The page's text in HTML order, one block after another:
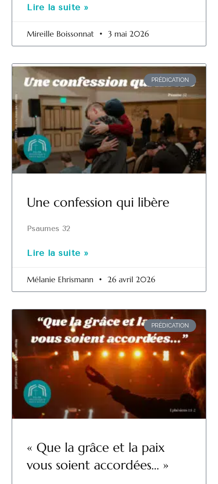
Lire la suite »
Mireille Boissonnat 3 mai 2026
PRÉDICATION
Une confession qui libère
Psaumes 32
Lire la suite »
Mélanie Ehrismann 26 avril 2026
PRÉDICATION
« Que la grâce et la paix
vous soient accordées… »